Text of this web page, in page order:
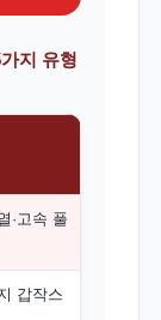
지 유형
·고속 풀
갑작스